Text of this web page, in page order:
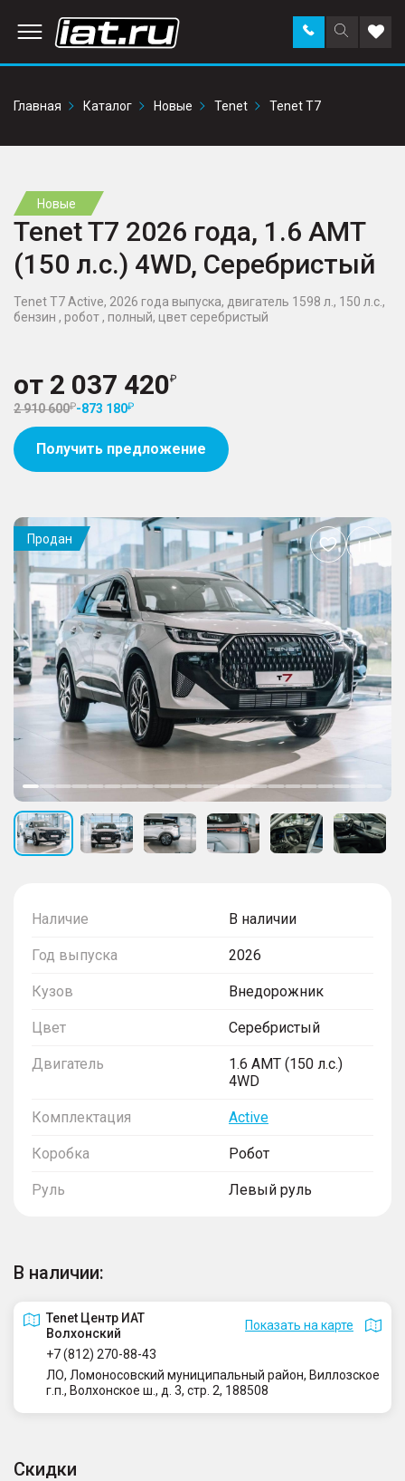
Поиск
по
Заказать
звонок в
Главная
Каталог Новые Tenet Tenet T7
Новые
Tenet T7 2026 года, 1.6 AMT
(150 л.с.) 4WD, Серебристый
Tenet T7 Active, 2026 года выпуска, двигатель 1598 л., 150 л.с.,
бензин , робот , полный, цвет серебристый
от 2 037 420
2 910 600 -873 180
Получить предложение
Наличие В наличии
Год выпуска 2026
Кузов Внедорожник
Цвет Серебристый
Двигатель
1.6 AMT (150 л.с.)
4WD
Комплектация Active
Коробка Робот
Руль Левый руль
В наличии:
Tenet Центр ИАТ
Волхонский
Показать на карте
+7 (812) 270-88-43
ЛО, Ломоносовский муниципальный район, Виллозское
г.п., Волхонское ш., д. 3, стр. 2, 188508
Скидки
Продан
Добавить
в
избранное